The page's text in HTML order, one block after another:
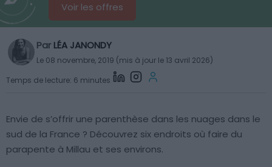
Voir les offres
Par LÉA JANONDY
Le 08 novembre, 2019 (mis à jour le 13 avril 2026)
Temps de lecture: 6 minutes
Envie de s’offrir une parenthèse dans les nuages dans le
sud de la France ? Découvrez six endroits où faire du
parapente à Millau et ses environs.